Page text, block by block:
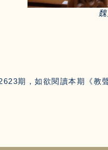
期，如欲閱讀本期《教